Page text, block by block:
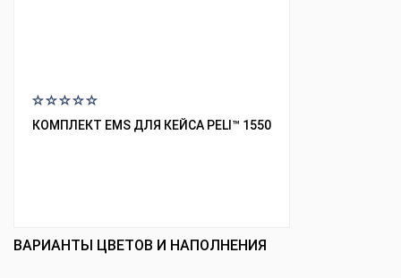
КОМПЛЕКТ EMS ДЛЯ КЕЙСА PELI™ 1550
ВАРИАНТЫ ЦВЕТОВ И НАПОЛНЕНИЯ